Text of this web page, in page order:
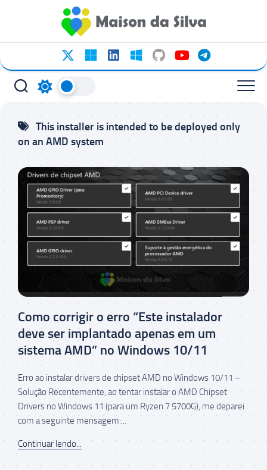
conteúdo
This installer is intended to be deployed only
on an AMD system
Como corrigir o erro “Este instalador
deve ser implantado apenas em um
sistema AMD” no Windows 10/11
Erro ao instalar drivers de chipset AMD no Windows 10/11 –
Solução Recentemente, ao tentar instalar o AMD Chipset
Drivers no Windows 11 (para um Ryzen 7 5700G), me deparei
com a seguinte mensagem:...
Continuar lendo...